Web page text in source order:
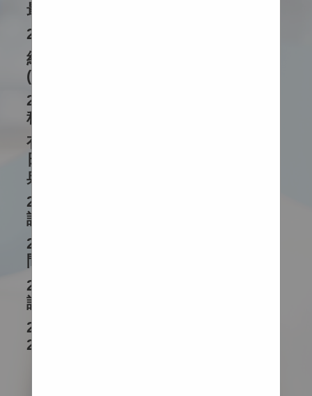
最新消息
2026-2027 中一至中六級編班結果
紅色暴雨警告現正生效的安排
(16/7/2026)
2025-2026 中五升中六補課及暑期課
程安排
有關因紅色暴雨警告取消今日(6月26
日)「中小學制服團隊升旗及步操檢閱
典禮綵排活動」事宜
2025-2026 中一至中五級第二學期考
試對卷日 (6月30日)
2025-2026 中一至中五級特別上課時
間表(適用於6月8 - 12日)
2025-2026 中一至中五級第二學期考
試時間表及範圍
2025-2026 各班上課時間表更新 (4月
27日開始使用)